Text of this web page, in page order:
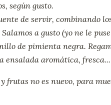
según gusto.
de servir, combinando
a gusto (yo ne le
de pimienta negra.
ensalada aromática,
frutas no es nuevo, para